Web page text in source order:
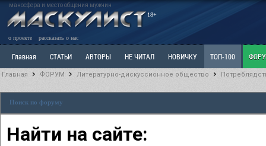
маносфера и место общения мужчин
18+
о проекте рассказать о нас
Главная СТАТЬИ АВТОРЫ НЕ ЧИТАЛ НОВИЧКУ ТОП-100
Ветка: Расстаюсь или Развожусь. САНЧАС Ветка: Наболевшее. Выскажись!
РАЗДЕЛ: Разное
Главная ФОРУМ Литературно-дискуссионное общество
Поиск по форуму
Найти на сайте: